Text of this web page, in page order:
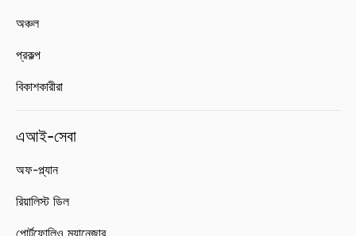
অঞ্চল
প্রকল্প
বিকাশকারীরা
এআই-সেবা
অফ-প্ল্যান
রিয়ালিস্ট ডিল
পোর্টফোলিও ম্যানেজার